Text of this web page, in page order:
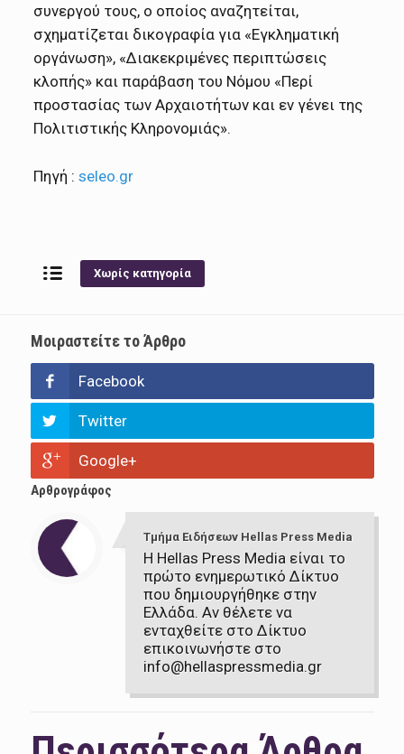
συνεργού τους, ο οποίος αναζητείται,
σχηματίζεται δικογραφία για «Εγκληματική
οργάνωση», «Διακεκριμένες περιπτώσεις
κλοπής» και παράβαση του Νόμου «Περί
προστασίας των Αρχαιοτήτων και εν γένει της
Πολιτιστικής Κληρονομιάς».
Πηγή :seleo.gr
Χωρίς κατηγορία
Μοιραστείτε το Άρθρο
Facebook
Twitter
Google+
Αρθρογράφος
Τμήμα Ειδήσεων Hellas Press Media
Η Hellas Press Media είναι το
πρώτο ενημερωτικό Δίκτυο
που δημιουργήθηκε στην
Ελλάδα. Αν θέλετε να
ενταχθείτε στο Δίκτυο
επικοινωνήστε στο
info@hellaspressmedia.gr